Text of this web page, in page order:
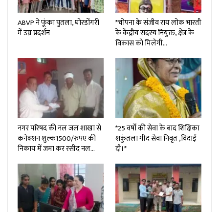
ABVP ने फूंका पुतला, घोरडोंगरी
में उग्र प्रदर्शन
*चोपना के संजीव राय लोक भारती
के केंद्रीय सदस्य नियुक्त, क्षेत्र के
विकास को मिलेगी…
नगर परिषद की नल जल शाखा से
कनेक्शन शुल्क₹1500/रुपए की
निकाय में जमा कर रसीद नल…
*25 वर्षों की सेवा के बाद शिक्षिका
शकुंतला गीद सेवा निवृत ,विदाई
दी।*